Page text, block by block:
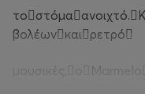
βολέωνκαιρετρό